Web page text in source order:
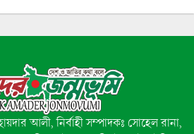
বড়াইগ্রামে ২৭২ পিস ইয়াবাসহ দুই মাদক
গ্রেপ্তার
আলী, নির্বাহী সম্পাদকঃ সোহেল রানা,